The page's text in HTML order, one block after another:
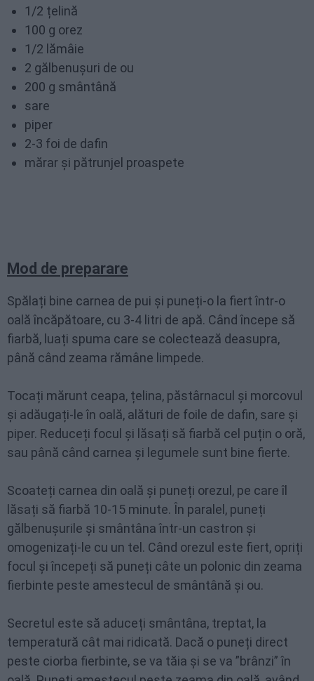
1/2 țelină
100 g orez
1/2 lămâie
2 gălbenușuri de ou
200 g smântână
sare
piper
2-3 foi de dafin
mărar și pătrunjel proaspete
Mod de preparare
Spălați bine carnea de pui și puneți-o la fiert într-o
oală încăpătoare, cu 3-4 litri de apă. Când începe să
fiarbă, luați spuma care se colectează deasupra,
până când zeama rămâne limpede.
Tocați mărunt ceapa, țelina, păstârnacul și morcovul
și adăugați-le în oală, alături de foile de dafin, sare și
piper. Reduceți focul și lăsați să fiarbă cel puțin o oră,
sau până când carnea și legumele sunt bine fierte.
Scoateți carnea din oală și puneți orezul, pe care îl
lăsați să fiarbă 10-15 minute. În paralel, puneți
gălbenușurile și smântâna într-un castron și
omogenizați-le cu un tel. Când orezul este fiert, opriți
focul și începeți să puneți câte un polonic din zeama
fierbinte peste amestecul de smântână și ou.
Secretul este să aduceți smântâna, treptat, la
temperatură cât mai ridicată. Dacă o puneți direct
peste ciorba fierbinte, se va tăia și se va ”brânzi” în